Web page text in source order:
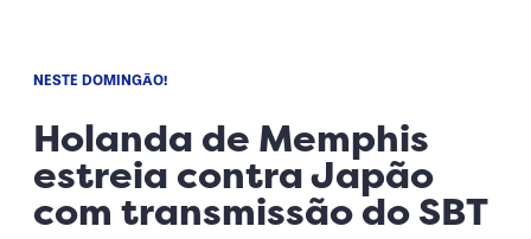
NESTE DOMINGÃO!
Holanda de Memphis
estreia contra Japão
com transmissão do SBT